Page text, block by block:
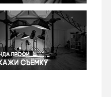
Светская жизнь
Спорт
Экология
Экономика и бизнес